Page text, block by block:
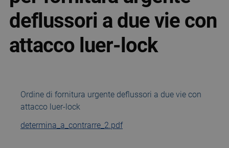
deflussori a due vie con
attacco luer-lock
Ordine di fornitura urgente deflussori a due vie con
attacco luer-lock
determina_a_contrarre_2.pdf